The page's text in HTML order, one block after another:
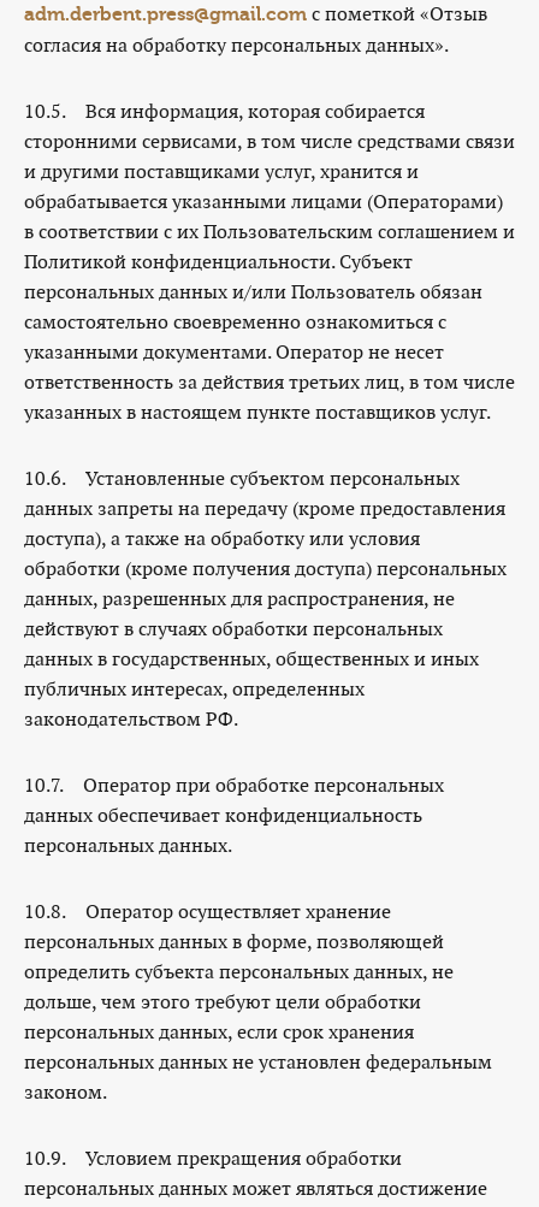
adm.derbent.press@gmail.com с пометкой «Отзыв
согласия на обработку персональных данных».
10.5. Вся информация, которая собирается
сторонними сервисами, в том числе средствами связи
и другими поставщиками услуг, хранится и
обрабатывается указанными лицами (Операторами)
в соответствии с их Пользовательским соглашением и
Политикой конфиденциальности. Субъект
персональных данных и/или Пользователь обязан
самостоятельно своевременно ознакомиться с
указанными документами. Оператор не несет
ответственность за действия третьих лиц, в том числе
указанных в настоящем пункте поставщиков услуг.
10.6. Установленные субъектом персональных
данных запреты на передачу (кроме предоставления
доступа), а также на обработку или условия
обработки (кроме получения доступа) персональных
данных, разрешенных для распространения, не
действуют в случаях обработки персональных
данных в государственных, общественных и иных
публичных интересах, определенных
законодательством РФ.
10.7. Оператор при обработке персональных
данных обеспечивает конфиденциальность
персональных данных.
10.8. Оператор осуществляет хранение
персональных данных в форме, позволяющей
определить субъекта персональных данных, не
дольше, чем этого требуют цели обработки
персональных данных, если срок хранения
персональных данных не установлен федеральным
законом.
10.9. Условием прекращения обработки
персональных данных может являться достижение